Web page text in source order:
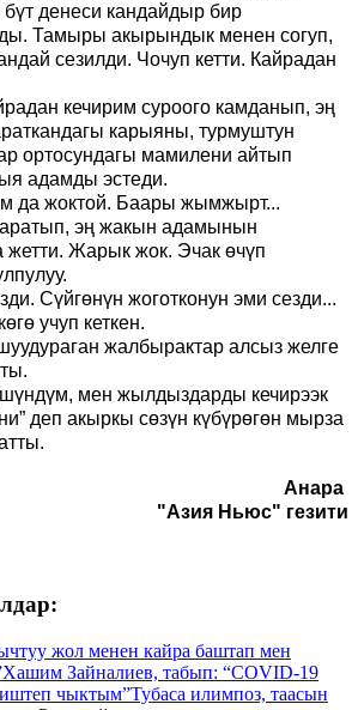
денеси кандайдыр бир
Тамыры акырындык менен согуп,
сезилди. Чочуп кетти. Кайрадан
кечирим суроого камданып, эң
карыяны, турмуштун
ортосундагы мамилени айтып
адамды эстеди.
да жоктой. Баары жымжырт...
эң жакын адамынын
жетти. Жарык жок. Эчак өчүп
Сүйгөнүн жоготконун эми сезди...
учуп кеткен.
жалбырактар алсыз желге
мен жылдыздарды кечирээк
деп акыркы сөзүн күбүрөгөн мырза
Анара
"Азия Ньюс" гезити
жол менен кайра баштап мен
Хашим Зайналиев, табып: “COVID-19
чыктым”Тубаса илимпоз, таасын